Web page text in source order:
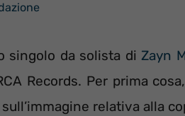
singolo da solista di Zayn
Records. Per prima
relativa alla